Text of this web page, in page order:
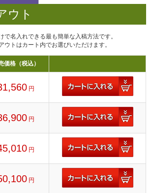
ウト
で名入れできる最も簡単な入稿方法です。
ウトはカート内でお選びいただけます。
価格（税込）
円
円
円
円